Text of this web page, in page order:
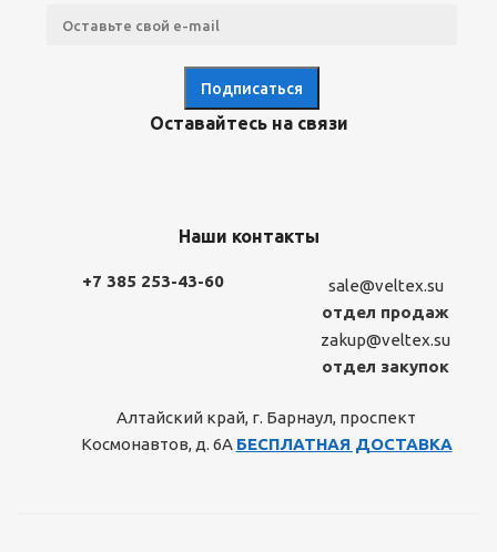
Оставайтесь на связи
Наши контакты
+7 385 253-43-60
sale@veltex.su
отдел продаж
zakup@veltex.su
отдел закупок
Алтайский край, г. Барнаул, проспект
Космонавтов, д. 6А БЕСПЛАТНАЯ ДОСТАВКА